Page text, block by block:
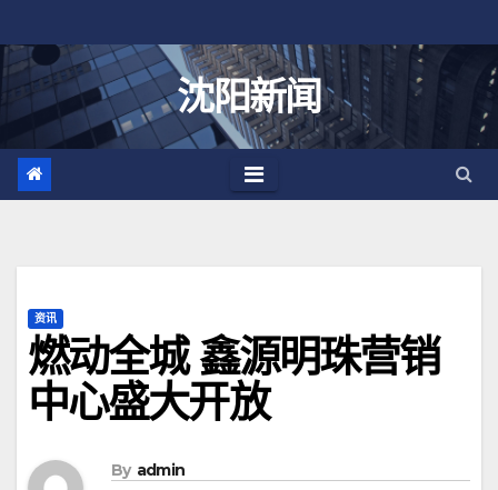
至
沈阳新闻
资讯
燃动全城 鑫源明珠营销
中心盛大开放
By admin